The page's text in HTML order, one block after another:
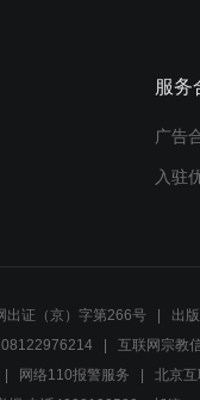
服务
广告
入驻
出证（京）字第266号
出
互联网宗教
网络110报警服务 北京